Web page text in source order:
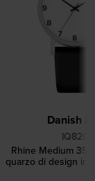
Danish
Rhine Medium 35
quarzo di design in